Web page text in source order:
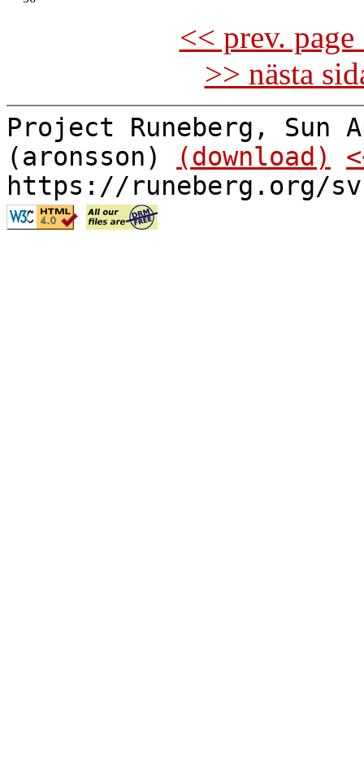
<< prev.
>> nästa
Project Runeberg, Sun
(aronsson)
(download)
https://runeberg.org/